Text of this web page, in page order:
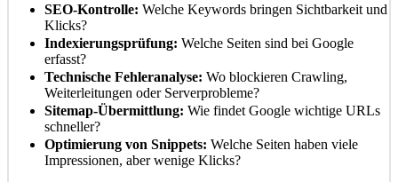
SEO-Kontrolle: Welche Keywords bringen Sichtbarkeit und
Klicks?
Indexierungsprüfung: Welche Seiten sind bei Google
erfasst?
Technische Fehleranalyse: Wo blockieren Crawling,
Weiterleitungen oder Serverprobleme?
Sitemap-Übermittlung: Wie findet Google wichtige URLs
schneller?
Optimierung von Snippets: Welche Seiten haben viele
Impressionen, aber wenige Klicks?